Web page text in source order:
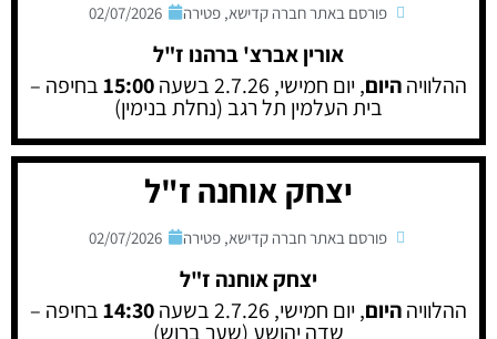
פורסם באתר חברה קדישא, פטירה 02/07/2026
אורין אברצ' ברהנו ז"ל
ההלוויההיום, יום חמישי, 2.7.26 בשעה 15:00בחיפה –
בית העלמין תל רגב (נחלת בנימין)
יצחק אוחנה ז"ל
פורסם באתר חברה קדישא, פטירה 02/07/2026
יצחק אוחנה ז"ל
ההלוויההיום, יום חמישי, 2.7.26 בשעה 14:30בחיפה –
שדה יהושע (שער ברוש)